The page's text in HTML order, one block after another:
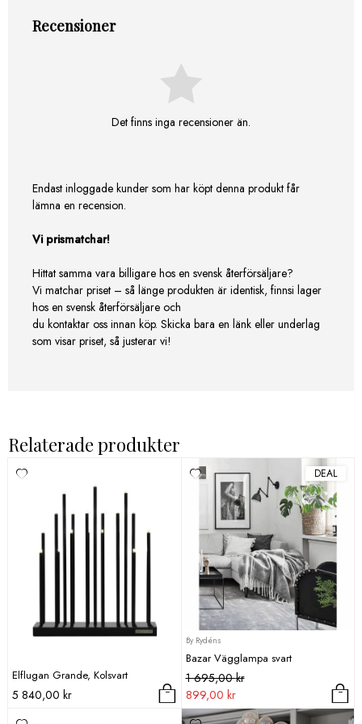
Recensioner
Det finns inga recensioner än.
Endast inloggade kunder som har köpt denna produkt får
lämna en recension.
Vi prismatchar!
Hittat samma vara billigare hos en svensk återförsäljare?
Vi matchar priset – så länge produkten är identisk, finnsi lager
hos en svensk återförsäljare och
du kontaktar oss innan köp. Skicka bara en länk eller underlag
som visar priset, så justerar vi!
Relaterade produkter
Elflugan Grande, Kolsvart
5 840,00 kr
DEAL
By Rydéns
Bazar Vägglampa svart
1 695,00kr
Det
ursprungliga
priset
899,00 kr
Det
nuvarande
priset